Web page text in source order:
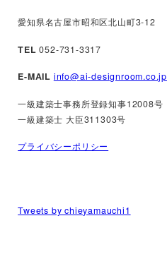
愛知県名古屋市昭和区北山町3-12
TEL 052-731-3317
E-MAIL info@ai-designroom.co.jp
一級建築士事務所登録知事12008号
一級建築士 大臣311303号
プライバシーポリシー
Tweets by chieyamauchi1